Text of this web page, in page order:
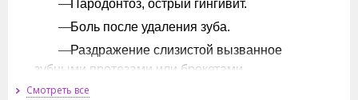
Пародонтоз, острый гингивит.
Боль после удаления зуба.
Раздражение слизистой вызванное
зубными протезами или брекетами.
Хронический тонзиллит, ангина.
Смотреть все